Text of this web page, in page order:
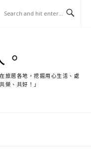
旅居各地，挖掘用心生活、處
榮、共好！」